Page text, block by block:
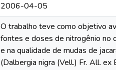
2006-04-05
O trabalho teve como objetivo
fontes e doses de nitrogênio no
e na qualidade de mudas de
(Dalbergia nigra (Vell.) Fr. All. ex